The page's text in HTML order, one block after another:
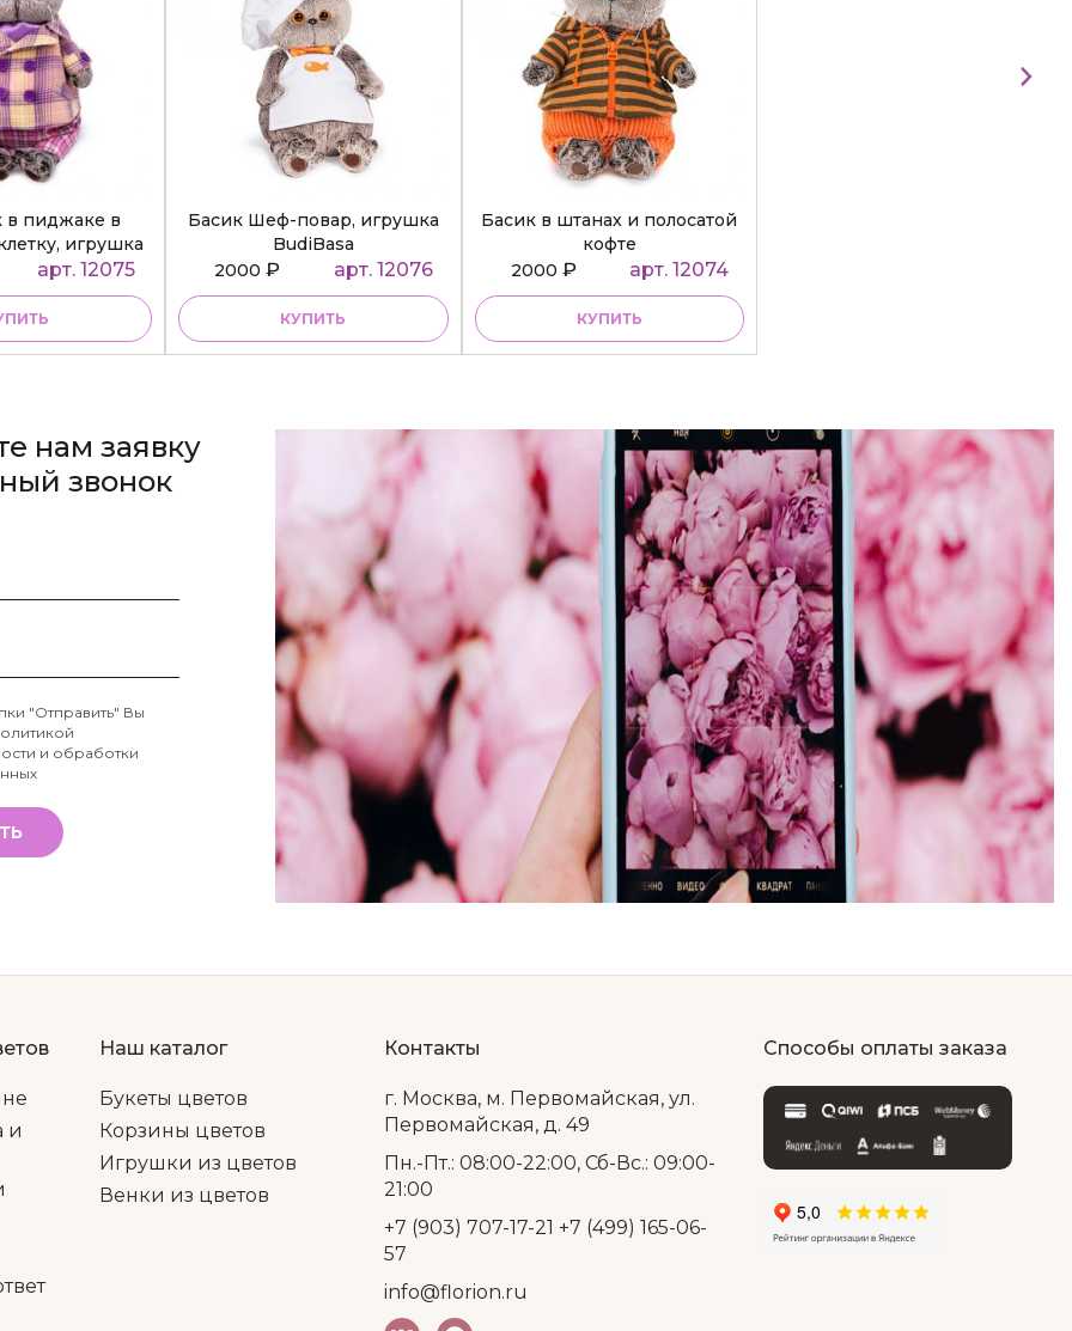
в пиджаке в
игрушка
арт. 12075
Басик Шеф-повар, игрушка
BudiBasa
2000₽ арт. 12076
КУПИТЬ
Басик в штанах и полосатой
кофте
2000 ₽ арт. 12074
КУПИТЬ
нам заявку
звонок
"Отправить" Вы
и обработки
и
Наш каталог
Букеты цветов
Корзины цветов
Игрушки из цветов
Венки из цветов
Контакты
г. Москва, м. Первомайская, ул.
Первомайская, д. 49
Пн.-Пт.: 08:00-22:00, Сб-Вс.: 09:00-
21:00
+7 (903) 707-17-21 +7 (499) 165-06-
57
info@florion.ru
Способы оплаты заказа